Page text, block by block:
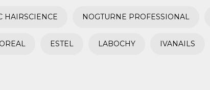
HAIRSCIENCE NOGTURNE PROFESSIONAL
ESTEL LABOCHY IVANAILS